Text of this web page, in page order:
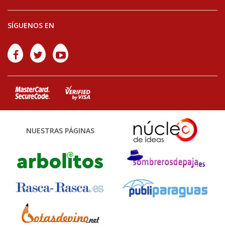
SÍGUENOS EN
NUESTRAS PÁGINAS